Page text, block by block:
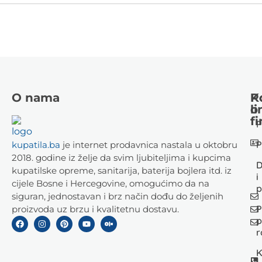
O nama
kupatila.ba je internet prodavnica nastala u oktobru
2018. godine iz želje da svim ljubiteljima i kupcima
kupatilske opreme, sanitarija, baterija bojlera itd. iz
cijele Bosne i Hercegovine, omogućimo da na
siguran, jednostavan i brz način dođu do željenih
proizvoda uz brzu i kvalitetnu dostavu.
i
o